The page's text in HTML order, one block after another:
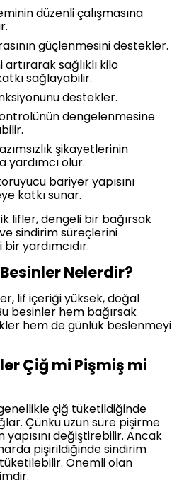
düzenli çalışmasına
güçlenmesini destekler.
artırarak sağlıklı kilo
sağlayabilir.
destekler.
dengelenmesine
şikayetlerinin
yardımcı olur.
bariyer yapısını
katkı sunar.
lifler, dengeli bir bağırsak
sindirim süreçlerini
yardımcıdır.
Nelerdir?
lif içeriği yüksek, doğal
besinler hem bağırsak
hem de günlük beslenmeyi
Çiğ mi Pişmiş mi
çiğ tüketildiğinde
Çünkü uzun süre pişirme
değiştirebilir. Ancak
pişirildiğinde sindirim
Önemli olan